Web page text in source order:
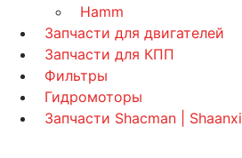
Hamm
Запчасти для двигателей
Запчасти для КПП
Фильтры
Гидромоторы
Запчасти Shacman | Shaanxi